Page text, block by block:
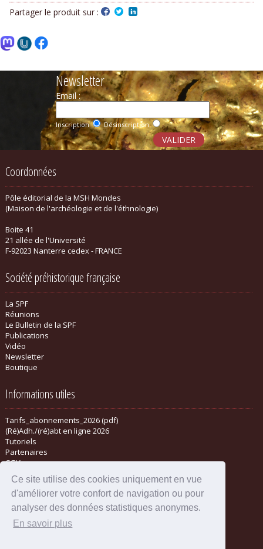
Ce site utilise des cookies uniquement en vue
d'améliorer votre confort de navigation ou pour
analyser des données statistiques anonymes.
En savoir plus
Partager le produit sur :
Newsletter
Email :
Inscription Désinscription
Coordonnées
Pôle éditorial de la MSH Mondes
(Maison de l'archéologie et de l'éthnologie)
Boite 41
21 allée de l'Université
F-92023 Nanterre cedex - FRANCE
Société préhistorique française
La SPF
Réunions
Le Bulletin de la SPF
Publications
Vidéo
Newsletter
Boutique
Informations utiles
Tarifs_abonnements_2026 (pdf)
(Ré)Adh./(ré)abt en ligne 2026
Tutoriels
Partenaires
CGV